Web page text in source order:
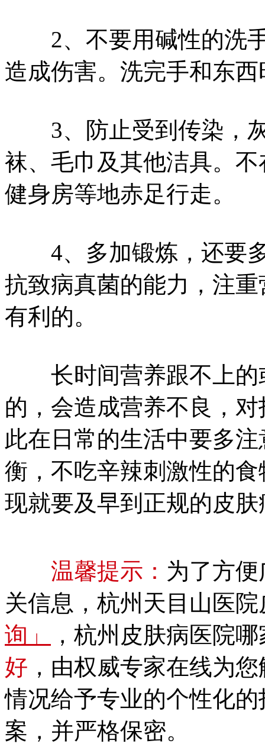
2、不要用碱性的洗手
造成伤害。洗完手和东
3、防止受到传染，灰
袜、毛巾及其他洁具。
健身房等地赤足行走。
4、多加锻炼，还要多
抗致病真菌的能力，注
有利的。
长时间营养跟不上的
的，会造成营养不良，
此在日常的生活中要多
衡，不吃辛辣刺激性的
现就要及早到正规的皮
温馨提示： 为了方
关信息，杭州天目山医
询」
，杭州皮肤病医院
好 ，由权威专家在线为
情况给予专业的个性化
案，并严格保密。